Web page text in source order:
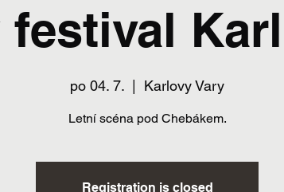
po 04. 7. Karlovy Vary
Letní scéna pod Chebákem.
Registration is closed